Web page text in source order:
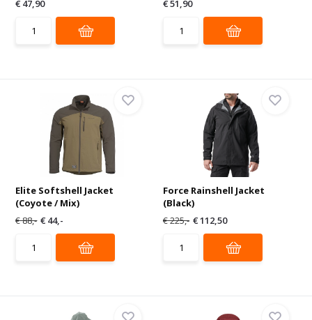
€ 47,90
€ 51,90
Elite Softshell Jacket
(Coyote / Mix)
€ 88,- € 44,-
Force Rainshell Jacket
(Black)
€ 225,- € 112,50